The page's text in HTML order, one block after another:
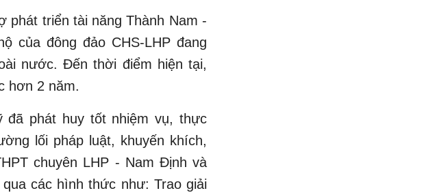
phát triển tài năng Thành Nam -
của đông đảo CHS-LHP đang
nước. Đến thời điểm hiện tại,
hơn 2 năm.
đã phát huy tốt nhiệm vụ, thực
lối pháp luật, khuyến khích,
chuyên LHP - Nam Định và
các hình thức như: Trao giải